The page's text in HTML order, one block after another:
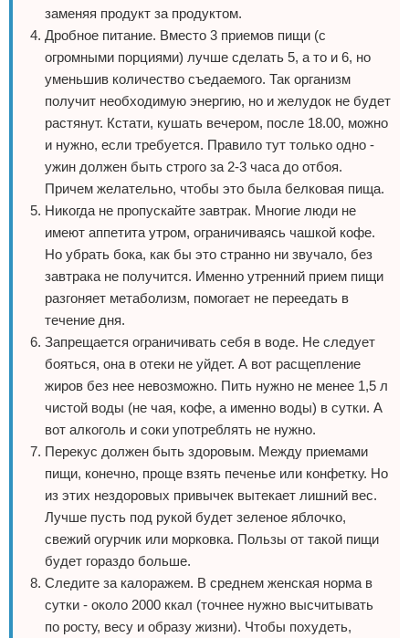
заменяя продукт за продуктом.
Дробное питание. Вместо 3 приемов пищи (с
огромными порциями) лучше сделать 5, а то и 6, но
уменьшив количество съедаемого. Так организм
получит необходимую энергию, но и желудок не будет
растянут. Кстати, кушать вечером, после 18.00, можно
и нужно, если требуется. Правило тут только одно -
ужин должен быть строго за 2-3 часа до отбоя.
Причем желательно, чтобы это была белковая пища.
Никогда не пропускайте завтрак. Многие люди не
имеют аппетита утром, ограничиваясь чашкой кофе.
Но убрать бока, как бы это странно ни звучало, без
завтрака не получится. Именно утренний прием пищи
разгоняет метаболизм, помогает не переедать в
течение дня.
Запрещается ограничивать себя в воде. Не следует
бояться, она в отеки не уйдет. А вот расщепление
жиров без нее невозможно. Пить нужно не менее 1,5 л
чистой воды (не чая, кофе, а именно воды) в сутки. А
вот алкоголь и соки употреблять не нужно.
Перекус должен быть здоровым. Между приемами
пищи, конечно, проще взять печенье или конфетку. Но
из этих нездоровых привычек вытекает лишний вес.
Лучше пусть под рукой будет зеленое яблочко,
свежий огурчик или морковка. Пользы от такой пищи
будет гораздо больше.
Следите за калоражем. В среднем женская норма в
сутки - около 2000 ккал (точнее нужно высчитывать
по росту, весу и образу жизни). Чтобы похудеть,